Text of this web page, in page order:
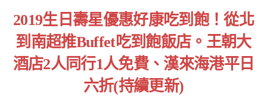
2019生日壽星優惠好康吃到飽！從北
到南超推Buffet吃到飽飯店。王朝大
酒店2人同行1人免費、漢來海港平日
六折(持續更新)